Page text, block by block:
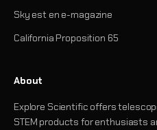
Sky est en e-magazine
California Proposition 65
About
Explore Scientific offers
STEM products for enthusiasts